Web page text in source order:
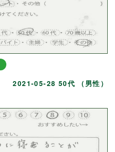
2021-05-28 50代 （男性）